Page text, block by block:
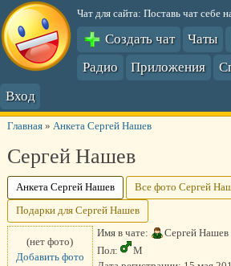
Чат для сайта: Поставь чат себе
Создать чат Чаты
Радио
Приложения
Вход
Главная» Анкета Сергей Нашев
Сергей Нашев
Анкета Сергей Нашев Все фото Сергей
Подарки для Сергей Нашев
(нет фото)
Добавить фото
Имя в чате:
Сергей Нашев
Пол:
М